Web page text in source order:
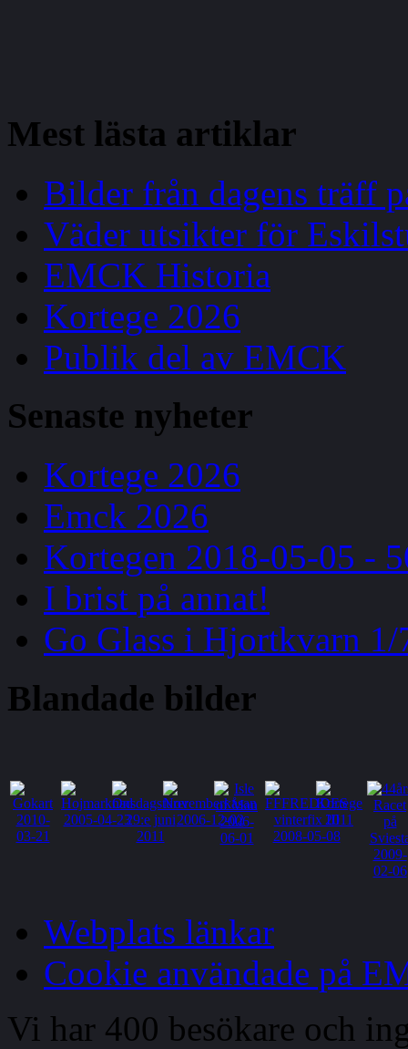
Mest lästa artiklar
Bilder från dagens träff
Väder utsikter för
EMCK Historia
Kortege 2026
Publik del av EMCK
Senaste nyheter
Kortege 2026
Emck 2026
Kortegen 2018-05-05 -
I brist på annat!
Go Glass i Hjortkvarn 1/
Blandade bilder
Webplats länkar
Cookie användade på
Vi har 400 besökare och